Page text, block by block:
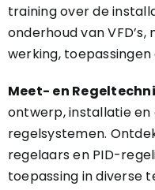
training over de
onderhoud van
werking,
Meet- en
ontwerp, installatie
regelsystemen.
regelaars en PID-
toepassing in diverse